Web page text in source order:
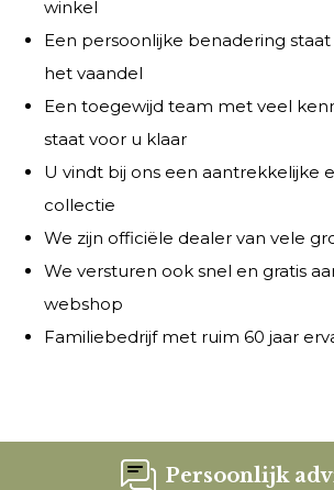
winkel
Een persoonlijke benadering
het vaandel
Een toegewijd team met veel
staat voor u klaar
U vindt bij ons een aantrekkelijke
collectie
We zijn officiële dealer van vele
We versturen ook snel en gratis
webshop
Familiebedrijf met ruim 60 jaar
Persoonlijk